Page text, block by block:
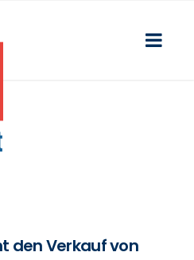
den Verkauf von